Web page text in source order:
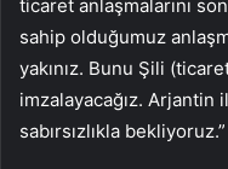
ticaret anlaşmalarını
sahip olduğumuz
yakınız. Bunu Şili
imzalayacağız. Arjantin
sabırsızlıkla